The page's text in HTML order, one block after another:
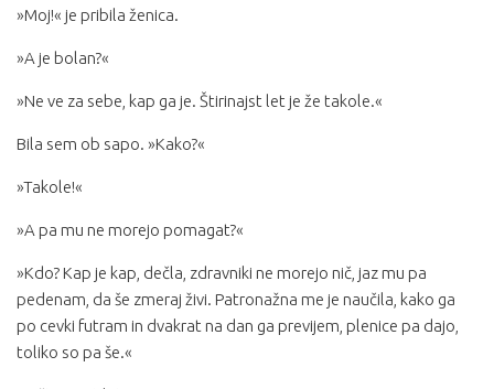
»Moj!« je pribila ženica.
»A je bolan?«
»Ne ve za sebe, kap ga je. Štirinajst let je že takole.«
Bila sem ob sapo. »Kako?«
»Takole!«
»A pa mu ne morejo pomagat?«
»Kdo? Kap je kap, dečla, zdravniki ne morejo nič, jaz mu pa
pedenam, da še zmeraj živi. Patronažna me je naučila, kako ga
po cevki futram in dvakrat na dan ga previjem, plenice pa dajo,
toliko so pa še.«